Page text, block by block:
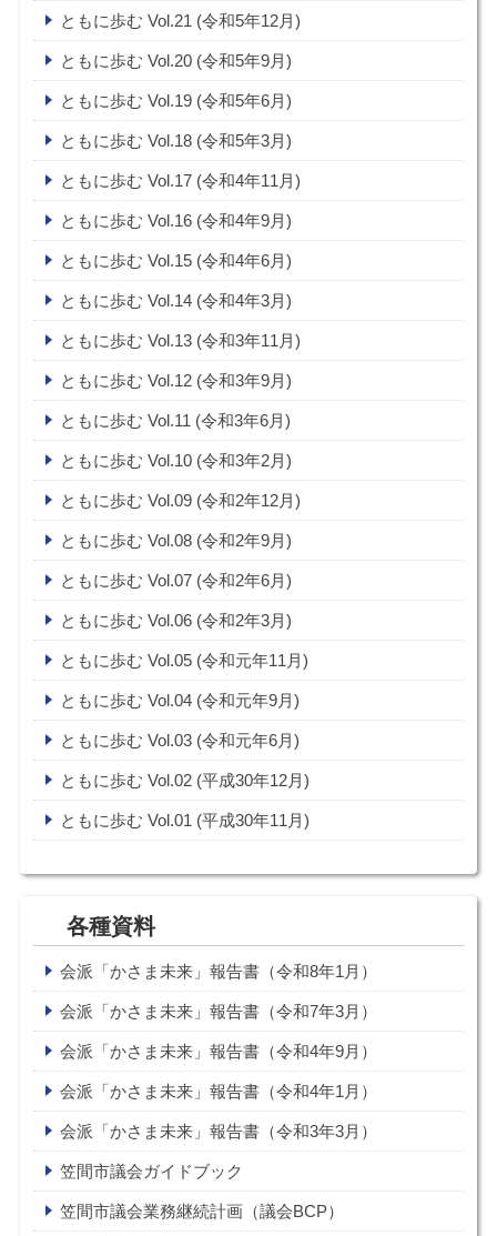
ともに歩む Vol.21 (令和5年12月)
ともに歩む Vol.20 (令和5年9月)
ともに歩む Vol.19 (令和5年6月)
ともに歩む Vol.18 (令和5年3月)
ともに歩む Vol.17 (令和4年11月)
ともに歩む Vol.16 (令和4年9月)
ともに歩む Vol.15 (令和4年6月)
ともに歩む Vol.14 (令和4年3月)
ともに歩む Vol.13 (令和3年11月)
ともに歩む Vol.12 (令和3年9月)
ともに歩む Vol.11 (令和3年6月)
ともに歩む Vol.10 (令和3年2月)
ともに歩む Vol.09 (令和2年12月)
ともに歩む Vol.08 (令和2年9月)
ともに歩む Vol.07 (令和2年6月)
ともに歩む Vol.06 (令和2年3月)
ともに歩む Vol.05 (令和元年11月)
ともに歩む Vol.04 (令和元年9月)
ともに歩む Vol.03 (令和元年6月)
ともに歩む Vol.02 (平成30年12月)
ともに歩む Vol.01 (平成30年11月)
各種資料
会派「かさま未来」報告書（令和8年1月）
会派「かさま未来」報告書（令和7年3月）
会派「かさま未来」報告書（令和4年9月）
会派「かさま未来」報告書（令和4年1月）
会派「かさま未来」報告書（令和3年3月）
笠間市議会ガイドブック
笠間市議会業務継続計画（議会BCP）